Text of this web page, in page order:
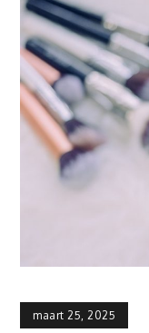
maart 25, 2025